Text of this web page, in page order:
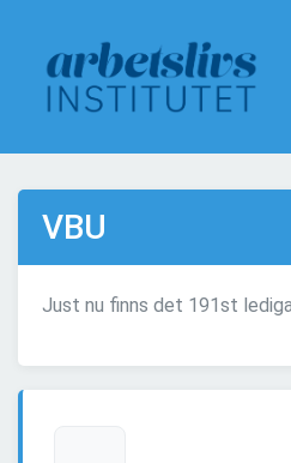
VBU
Just nu finns det 191st